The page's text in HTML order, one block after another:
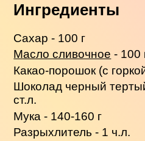
Ингредиенты
Сахар - 100 г
Масло сливочное - 100
Какао-порошок (с
Шоколад черный
ст.л.
Мука - 140-160 г
Разрыхлитель - 1 ч.л.